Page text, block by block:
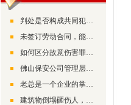
判处是否构成共同犯罪的条件是什么
未签订劳动合同，能否向公司要回工资
如何区分故意伤害罪和正当防卫
佛山保安公司管理层领导管理经验分享
老总是一个企业的掌舵人，其能力和素质都决定着企业未来的发展状况
建筑物倒塌砸伤人，责任应该由谁负责？